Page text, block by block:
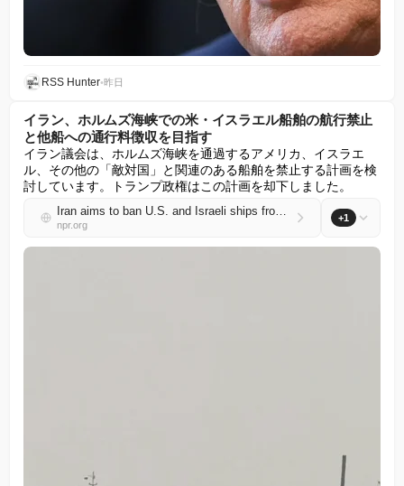
RSS Hunter•昨日
イラン、ホルムズ海峡での米・イスラエル船舶の航行禁止
と他船への通行料徴収を目指す
イラン議会は、ホルムズ海峡を通過するアメリカ、イスラエ
ル、その他の「敵対国」と関連のある船舶を禁止する計画を検
討しています。トランプ政権はこの計画を却下しました。
Iran aims to ban U.S. and Israeli ships from Strait of Hormuz and charge others a toll
npr.org
+1